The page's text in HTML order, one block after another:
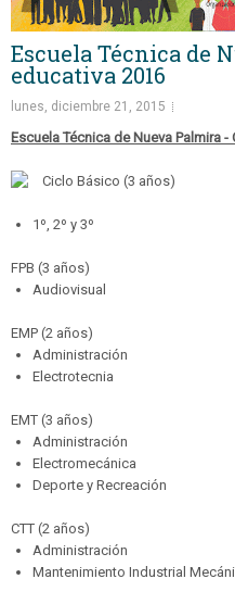
Escuela Técnica de
educativa 2016
lunes, diciembre 21, 2015
Escuela Técnica de Nueva Palmira
Ciclo Básico (3 años)
1º, 2º y 3º
FPB (3 años)
Audiovisual
EMP (2 años)
Administración
Electrotecnia
EMT (3 años)
Administración
Electromecánica
Deporte y Recreación
CTT (2 años)
Administración
Mantenimiento Industrial